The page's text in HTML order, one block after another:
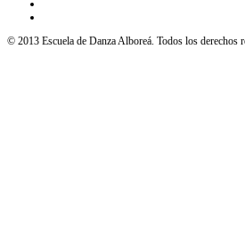
© 2013 Escuela de Danza Alboreá. Todos los derechos